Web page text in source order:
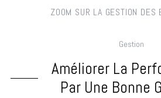
ZOOM SUR LA GESTION DES
Gestion
Améliorer La
Par Une Bonne